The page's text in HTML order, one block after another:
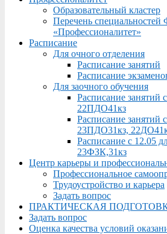
Образовательный кластер
Перечень
«Профессионалитет»
Расписание
Для очного отделения
Расписание занятий
Расписание
Для заочного обучения
Расписание занятий
22ПДО41кз
Расписание занятий
23ПДО31кз,
Расписание с 12.05
23ФЗК,31кз
Центр карьеры и
Профессиональное
Трудоустройство и карьера
Задать вопрос
ПРАКТИЧЕСКАЯ
Задать вопрос
Оценка качества условий